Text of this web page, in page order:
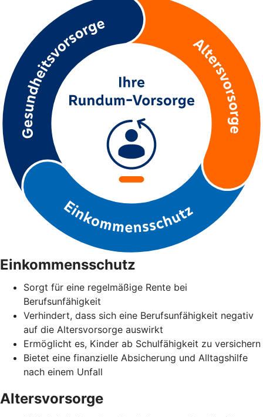
Einkommensschutz
Sorgt für eine regelmäßige Rente bei
Berufsunfähigkeit
Verhindert, dass sich eine Berufsunfähigkeit negativ
auf die Altersvorsorge auswirkt
Ermöglicht es, Kinder ab Schulfähigkeit zu versichern
Bietet eine finanzielle Absicherung und Alltagshilfe
nach einem Unfall
Altersvorsorge